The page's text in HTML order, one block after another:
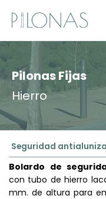
contenido
Pilonas Fijas
Hierro
Seguridad
Bolardo de
con tubo de hierro
mm. de altura para